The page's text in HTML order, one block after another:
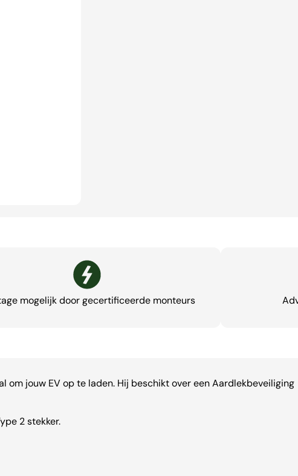
mogelijk door gecertificeerde monteurs
jouw EV op te laden. Hij beschikt over een
2 stekker.